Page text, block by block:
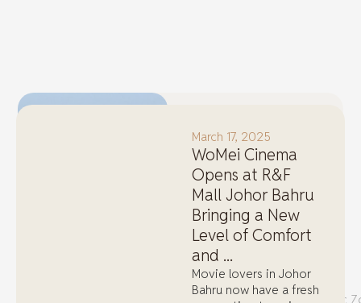
R&F 프린세스 코
브와 함께 조호르
경제 호황을 만끽
하세요
As Johor Bahru
experiences a surge in
development, driven
by initiatives like the
Johor-
Singapore Special Economic
March 17, 2025
WoMei Cinema
Opens at R&F
Mall Johor Bahru
Bringing a New
Level of Comfort
and ...
Movie lovers in Johor
Bahru now have a fresh